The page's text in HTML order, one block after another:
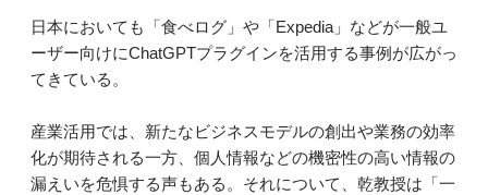
日本においても「食べログ」や「Expedia」などが一般ユ
ーザー向けにChatGPTプラグインを活用する事例が広がっ
てきている。
産業活用では、新たなビジネスモデルの創出や業務の効率
化が期待される一方、個人情報などの機密性の高い情報の
漏えいを危惧する声もある。それについて、乾教授は「一